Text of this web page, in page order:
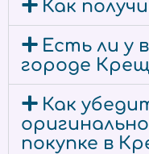
Как
Есть ли у
городе
Как
покупке в